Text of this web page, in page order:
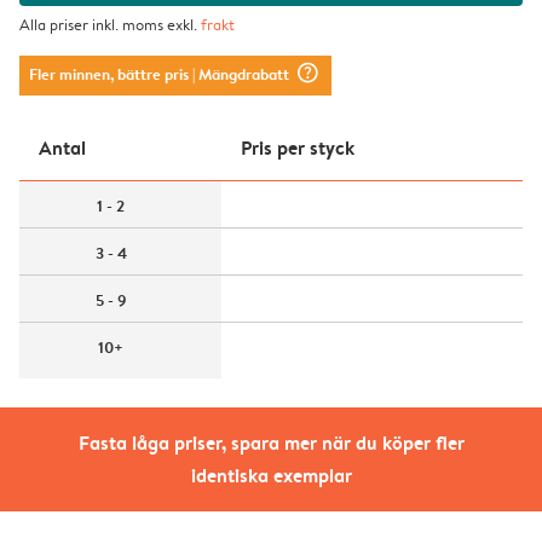
Fasta låga priser, spara mer när du köper fler
identiska exemplar
Alla priser inkl. moms exkl.frakt
Fler minnen, bättre pris| Mängdrabatt question_mark_circle
Antal Pris per styck
1 - 2
3 - 4
5 - 9
10+